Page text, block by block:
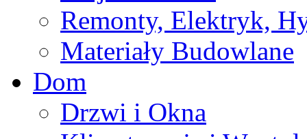
Remonty, Elektryk,
Materiały Budowlane
Dom
Drzwi i Okna